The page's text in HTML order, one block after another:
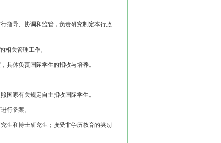
指导、协调和监管，负责研究制定本行政
关管理工作。
体负责国际学生的招收与培养。
家有关规定自主招收国际学生。
行备案。
和博士研究生；接受非学历教育的类别